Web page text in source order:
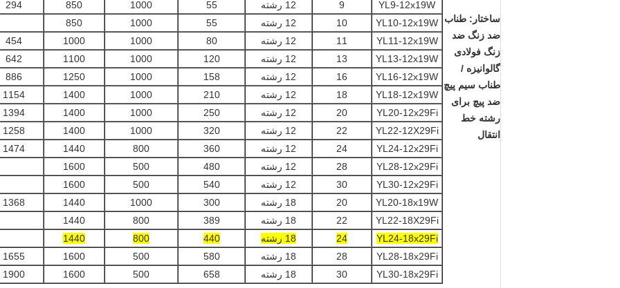
YL9-12x19W
9 12 رشته 55
1000
850
294
YL10-12x19W
10 12 رشته 55
1000
850
YL11-12x19W
11 12 رشته 80
1000
1000
454
YL13-12x19W
13 12 رشته 120
1000
1100
642
YL16-12x19W
16 12 رشته 158
1000
1250
886
YL18-12x19W
18 12 رشته 210
1000
1400
1154
YL20-12x29Fi
20 12 رشته 250
1000
1400
1394
YL22-12X29Fi
22 12 رشته 320
1000
1400
1258
YL24-12x29Fi
24 12 رشته 360
800
1440
1474
YL28-12x29Fi
28 12 رشته 480
500
1600
YL30-12x29Fi
30 12 رشته 540
500
1600
YL20-18x19W
20 18 رشته 300
1000
1440
1368
YL22-18X29Fi
22 18 رشته 389
800
1440
YL24-18x29Fi
24 18 رشته 440
800
1440
YL28-18x29Fi
28 18 رشته 580
500
1600
1655
YL30-18x29Fi
30 18 رشته 658
500
1600
1900
ساختار: طناب
ضد زنگ ضد
زنگ فولادی
گالوانیزه /
طناب سیم پیچ
ضد پیچ ​​برای
رشته خط
انتقال